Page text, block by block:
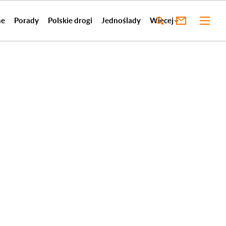
Porady Polskie drogi Jednoślady Więcej